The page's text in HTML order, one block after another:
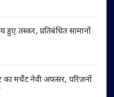
हुए तस्कर, प्रतिबंधित सामानों
का मर्चेंट नेवी अफसर, परिजनों